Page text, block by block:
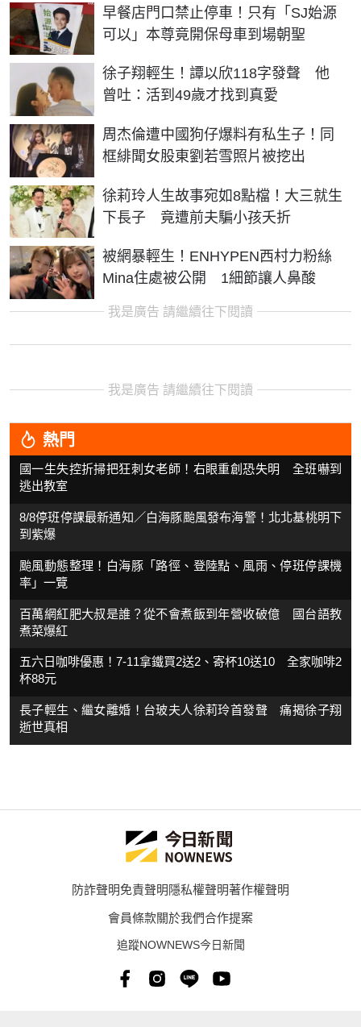
早餐店門口禁止停車！只有「SJ始源
可以」本尊竟開保母車到場朝聖
徐子翔輕生！譚以欣118字發聲 他
曾吐：活到49歲才找到真愛
周杰倫遭中國狗仔爆料有私生子！同
框緋聞女股東劉若雪照片被挖出
徐莉玲人生故事宛如8點檔！大三就生
下長子 竟遭前夫騙小孩夭折
被網暴輕生！ENHYPEN西村力粉絲
Mina住處被公開 1細節讓人鼻酸
我是廣告 請繼續往下閱讀
我是廣告 請繼續往下閱讀
熱門
國一生失控折掃把狂刺女老師！右眼重創恐失明 全班嚇到
逃出教室
8/8停班停課最新通知／白海豚颱風發布海警！北北基桃明下
到紫爆
颱風動態整理！白海豚「路徑、登陸點、風雨、停班停課機
率」一覽
百萬網紅肥大叔是誰？從不會煮飯到年營收破億 國台語教
煮菜爆紅
五六日咖啡優惠！7-11拿鐵買2送2、寄杯10送10 全家咖啡2
杯88元
長子輕生、繼女離婚！台玻夫人徐莉玲首發聲 痛揭徐子翔
逝世真相
防詐聲明免責聲明隱私權聲明著作權聲明
會員條款關於我們合作提案
追蹤NOWNEWS今日新聞